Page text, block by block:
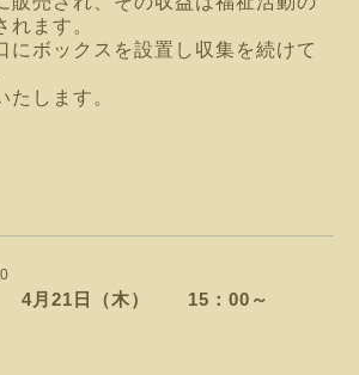
れます。
にボックスを設置し収集を続けて
たします。
4月21日（木） 15：00～